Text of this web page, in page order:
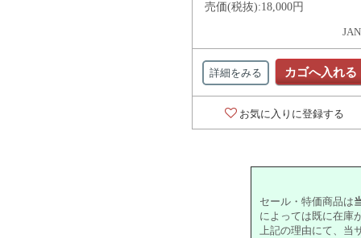
売価(税抜):18,000円
詳細をみる カゴへ入れる
お気に入りに登録する
セール・特価商品は
によっては既に在庫
上記の理由にて、当